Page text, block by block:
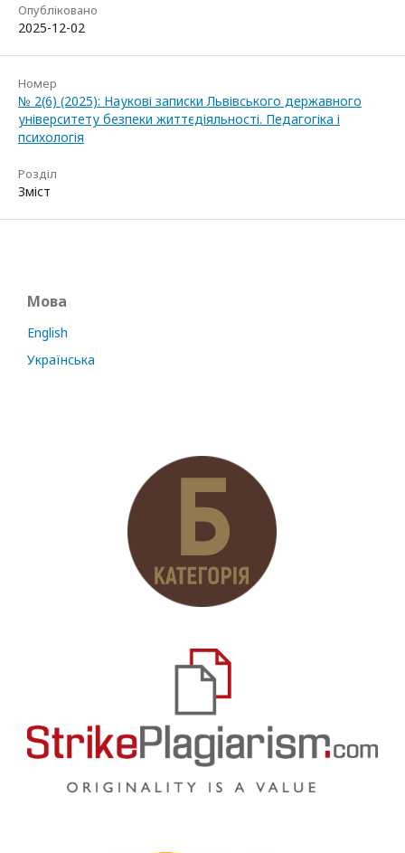
Опубліковано
2025-12-02
Номер
№ 2(6) (2025): Наукові записки Львівського державного
університету безпеки життєдіяльності. Педагогіка і
психологія
Розділ
Зміст
Мова
English
Українська